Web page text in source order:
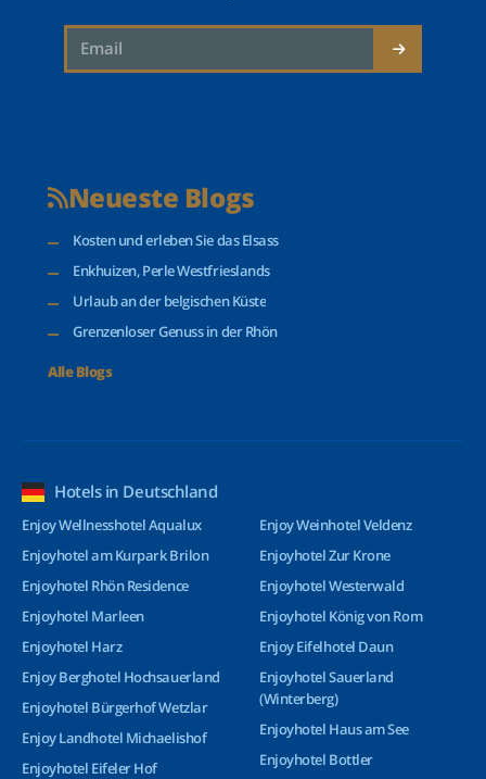
Neueste Blogs
Kosten und erleben Sie das Elsass
Enkhuizen, Perle Westfrieslands
Urlaub an der belgischen Küste
Grenzenloser Genuss in der Rhön
Alle Blogs
Hotels in Deutschland
Enjoy Wellnesshotel Aqualux
Enjoyhotel am Kurpark Brilon
Enjoyhotel Rhön Residence
Enjoyhotel Marleen
Enjoyhotel Harz
Enjoy Berghotel Hochsauerland
Enjoyhotel Bürgerhof Wetzlar
Enjoy Landhotel Michaelishof
Enjoyhotel Eifeler Hof
Enjoy Weinhotel Veldenz
Enjoyhotel Zur Krone
Enjoyhotel Westerwald
Enjoyhotel König von Rom
Enjoy Eifelhotel Daun
Enjoyhotel Sauerland
(Winterberg)
Enjoyhotel Haus am See
Enjoyhotel Bottler